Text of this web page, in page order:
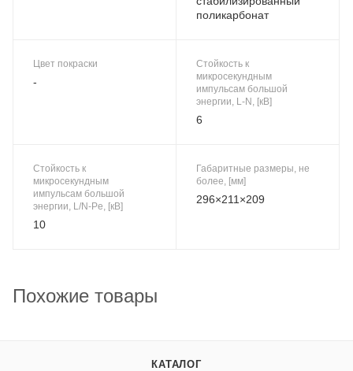
поликарбонат
Цвет покраски
-
Стойкость к
микросекундным
импульсам большой
энергии, L-N, [кВ]
6
Стойкость к
микросекундным
импульсам большой
энергии, L/N-Pe, [кВ]
10
Габаритные размеры, не
более, [мм]
296×211×209
Похожие товары
КАТАЛОГ